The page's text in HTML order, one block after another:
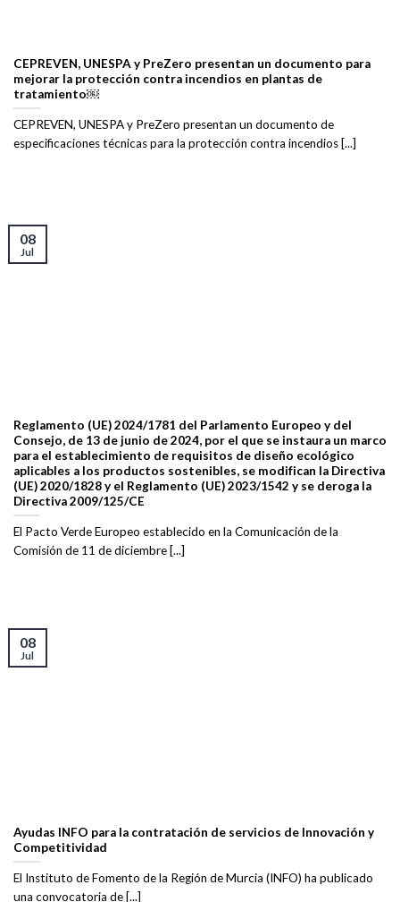
CEPREVEN, UNESPA y PreZero presentan un documento para
mejorar la protección contra incendios en plantas de
tratamiento￼
CEPREVEN, UNESPA y PreZero presentan un documento de
especificaciones técnicas para la protección contra incendios [...]
Reglamento (UE) 2024/1781 del Parlamento Europeo y del
Consejo, de 13 de junio de 2024, por el que se instaura un marco
para el establecimiento de requisitos de diseño ecológico
aplicables a los productos sostenibles, se modifican la Directiva
(UE) 2020/1828 y el Reglamento (UE) 2023/1542 y se deroga la
Directiva 2009/125/CE
El Pacto Verde Europeo establecido en la Comunicación de la
Comisión de 11 de diciembre [...]
08
Jul
Ayudas INFO para la contratación de servicios de Innovación y
Competitividad
El Instituto de Fomento de la Región de Murcia (INFO) ha publicado
una convocatoria de [...]
08
Jul